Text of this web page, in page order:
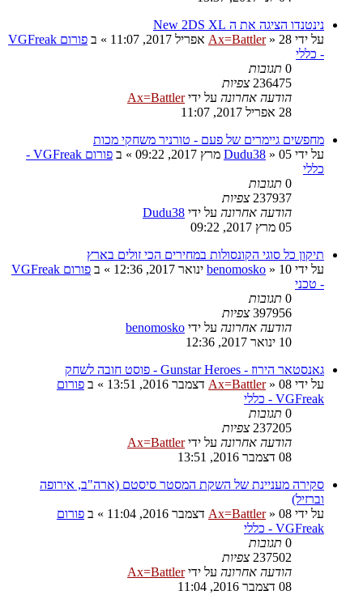
נינטנדו הציגה את ה New 2DS XL
על ידי
Ax=Battler» 28 אפריל 2017, 11:07 » ב
פורום VGFreak
- כללי
0 תגובות
236475 צפיות
הודעה אחרונה על ידיAx=Battler
28 אפריל 2017, 11:07
מחפשים גיימרים של פעם - טורניר משחקי מכות
על ידי
Dudu38 » 05 מרץ 2017, 09:22 » ב
פורום VGFreak -
כללי
0 תגובות
237937 צפיות
הודעה אחרונה על ידי Dudu38
05 מרץ 2017, 09:22
תיקון כל סוגי הקונסולות במחירים הכי זולים בארץ
על ידי
benomosko » 10 ינואר 2017, 12:36 » ב
פורום VGFreak
- טכני
0 תגובות
397956 צפיות
הודעה אחרונה על ידי benomosko
10 ינואר 2017, 12:36
גאנסטאר הירוז - Gunstar Heroes - פוסט חובה לשחק
על ידי
Ax=Battler» 08 דצמבר 2016, 13:51 » ב פורום
VGFreak - כללי
0 תגובות
237205 צפיות
הודעה אחרונה על ידיAx=Battler
08 דצמבר 2016, 13:51
סקירה מעניינת של השקת המסטר סיסטם (ארה"ב, אירופה
וברזיל)
על ידי
Ax=Battler» 08 דצמבר 2016, 11:04 » ב פורום
VGFreak - כללי
0 תגובות
237502 צפיות
הודעה אחרונה על ידיAx=Battler
08 דצמבר 2016, 11:04